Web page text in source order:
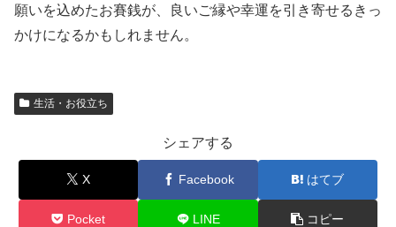
願いを込めたお賽銭が、良いご縁や幸運を引き寄せるきっ
かけになるかもしれません。
生活・お役立ち
シェアする
X Facebook はてブ
Pocket LINE コピー